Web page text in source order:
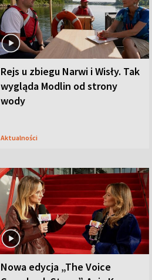
Rejs u zbiegu Narwi i Wisły. Tak
wygląda Modlin od strony
wody
Aktualności
Nowa edycja „The Voice